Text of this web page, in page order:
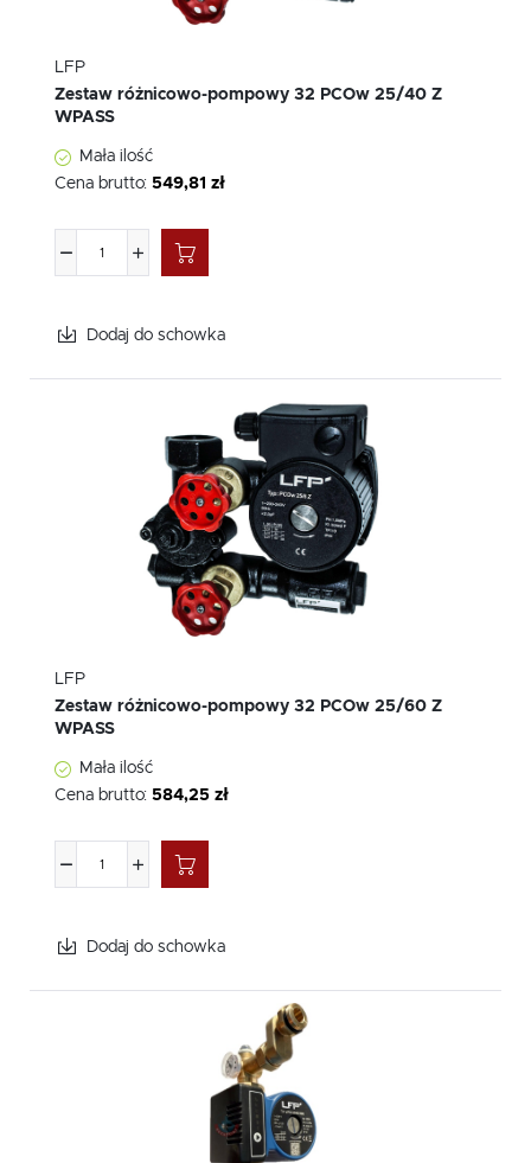
LFP
Zestaw różnicowo-pompowy 32 PCOw 25/40 Z
WPASS
Mała ilość
Cena brutto: 549,81 zł
Dodaj do schowka
LFP
Zestaw różnicowo-pompowy 32 PCOw 25/60 Z
WPASS
Mała ilość
Cena brutto: 584,25 zł
Dodaj do schowka